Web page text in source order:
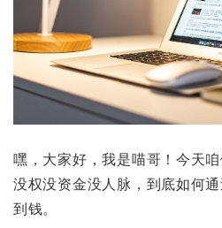
嘿，大家好，我是喵哥！今天
没权没资金没人脉，到底如何
到钱。